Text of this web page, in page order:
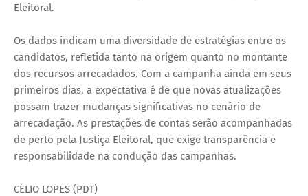
Eleitoral.
Os dados indicam uma diversidade de estratégias entre os
candidatos, refletida tanto na origem quanto no montante
dos recursos arrecadados. Com a campanha ainda em seus
primeiros dias, a expectativa é de que novas atualizações
possam trazer mudanças significativas no cenário de
arrecadação. As prestações de contas serão acompanhadas
de perto pela Justiça Eleitoral, que exige transparência e
responsabilidade na condução das campanhas.
CÉLIO LOPES (PDT)